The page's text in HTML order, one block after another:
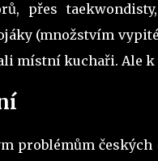
přes
(množstvím
místní kuchaři. Ale k
problémům